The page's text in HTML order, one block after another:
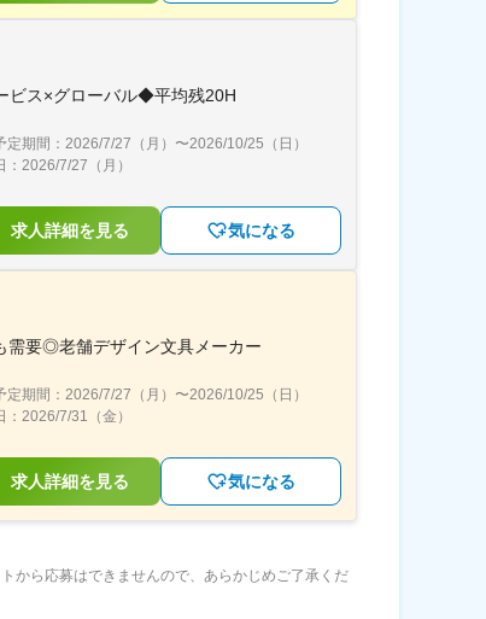
ビス×グローバル◆平均残20H
定期間： 2026/7/27（月） 〜2026/10/25（日）
： 2026/7/27（月）
求人詳細を見る 気になる
要◎老舗デザイン文具メーカー
定期間： 2026/7/27（月） 〜2026/10/25（日）
： 2026/7/31（金）
求人詳細を見る 気になる
から応募はできませんので、あらかじめご了承くだ